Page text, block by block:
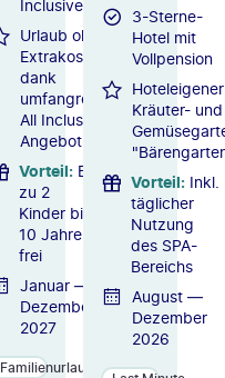
Inclusive
Urlaub ohne
Extrakosten
dank
umfangreichem
All Inclusive-
Angebot
Vorteil: Bis
zu 2
Kinder bis
10 Jahre
frei
Januar —
Dezember
2027
Familienurlaub
3-Sterne-
Hotel mit
Vollpension
Hoteleigener
Kräuter- und
Vorteil: Inkl.
täglicher
Nutzung
des SPA-
Bereichs
August —
Dezember
2026